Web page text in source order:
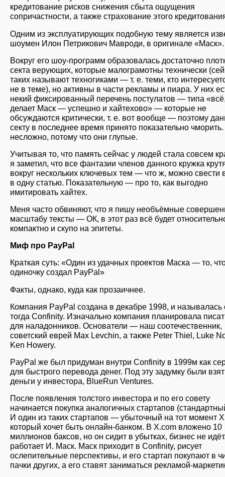
кредитование рисков снижения сбыта ощущения
сопричастности, а также страхование этого
Одним из эксплуатирующих подобную тему является
шоумен Илон Петрикович Мавроди, в оригинале «Маск».
Вокруг его шоу-программ образовалась достаточно
секта верующих, которые малограмотны технически
таких называют техногиками — т. е. теми, кто
не в теме), но активны в части рекламы и пиара. У них
некий фиксированный перечень постулатов — типа
делает Маск — успешно и хайтехово» — которые не
обсуждаются критически, т. е. вот вообще — поэтому
секту в последнее время принято показательно
несложно, потому что они глупые.
Учитывая то, что память сейчас у людей стала совсем
я заметил, что все фантазии членов данного кружка
вокруг нескольких ключевых тем — что ж, можно свести
в одну статью. Показательную — про то, как выгодно
имитировать хайтех.
Меня часто обвиняют, что я пишу необъёмные
масштабу тексты — ОК, в этот раз всё будет
компактно и скупо на эпитеты.
Миф про PayPal
Краткая суть: «Один из удачных проектов Маска — то,
одиночку создал PayPal»
Факты, однако, куда как прозаичнее.
Компания PayPal создана в декабре 1998, и называлась
тогда Confinity. Изначально компания планировала
для наладонников. Основатели — наш соотечественник,
советский еврей Max Levchin, а также Peter Thiel, Luke
Ken Howery.
PayPal же был придуман внутри Confinity в 1999м как
для быстрого перевода денег. Под эту задумку были
деньги у инвестора, BlueRun Ventures.
После появления толстого инвестора и по его совету
начинается покупка аналогичных стартапов
И один из таких стартапов — убыточный на тот момент
который хочет быть онлайн-банком. В X.com вложено 10
миллионов баксов, но он сидит в убытках, бизнес не
работает И. Маск. Маск приходит в Confinity, рисует
ослепительные перспективы, и его стартап покупают в
пачки других, а его ставят заниматься рекламой-